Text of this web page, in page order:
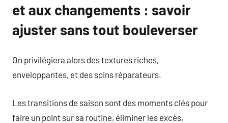
et aux changements : savoir
ajuster sans tout bouleverser
On privilégiera alors des textures riches,
enveloppantes, et des soins réparateurs.
Les transitions de saison sont des moments clés pour
faire un point sur sa routine, éliminer les excès,